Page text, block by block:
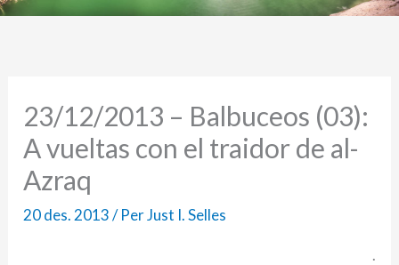
23/12/2013 – Balbuceos (03):
A vueltas con el traidor de al-
Azraq
20 des. 2013/ PerJust I. Selles
.